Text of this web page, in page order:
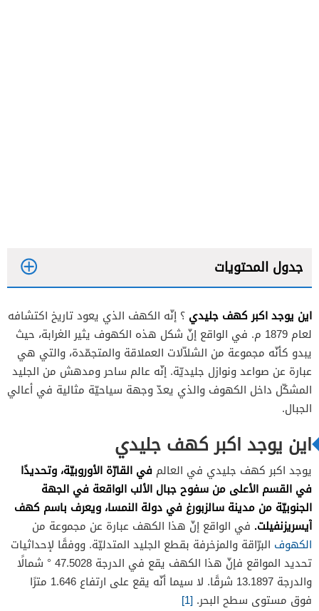
جدول المحتويات
اين يوجد اكبر كهف جليدي ؟ إنّه الكهف الذي يعود تاريخ اكتشافه
لعام 1879 م. في الواقع إنّ شكل هذه الكهوف يثير الغرابة، حيث
يبدو كأنّه مجموعة من الشلاّلات العملاقة والمتجمّدة، والتي هي
عبارة عن صواعد ونوازل جليديّة. إنّه عالم ساحر ومدهش من الجليد
المشكّل داخل الكهوف والذي يعدّ وجهة سياحيّة مثالية في أعالي
الجبال.
اين يوجد اكبر كهف جليدي
يوجد اكبر كهف جليدي في العالم في القارّة الأوروبيّة، وتحديدًا
في القسم الأعلى من سفوح جبال الألب الواقعة في الجهة
الجنوبيّة من مدينة سالزبورغ في دولة النمسا، ويعرف باسم كهف
آيسريزنفيلت. في الواقع إنّ هذا الكهف عبارة عن مجموعة من
الكهوف البرّاقة والمزخرفة بقطع الجليد المتدليّة. ووفقًا لإحداثيات
تحديد المواقع فإنّ هذا الكهف يقع في الدرجة 47.5028 ° شمالًا
والدرجة 13.1897 شرقًا. لا سيما أنّه يقع على ارتفاع 1.646 مترًا
فوق مستوى سطح البحر. [1]